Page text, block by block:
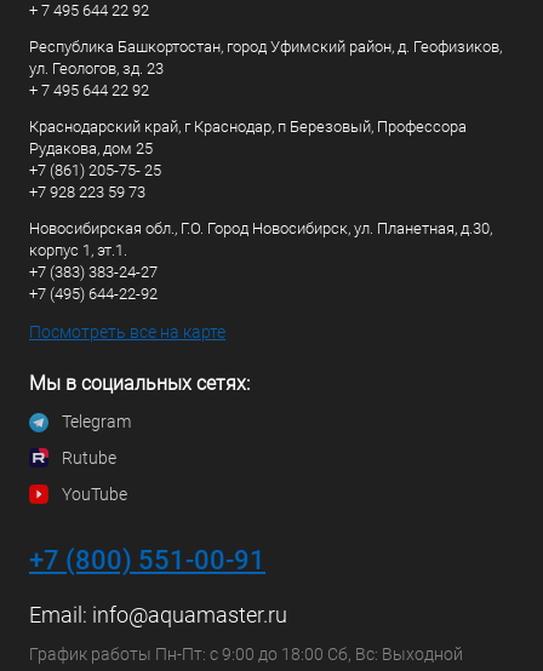
+ 7 495 644 22 92
Республика Башкортостан, город Уфимский район, д. Геофизиков,
ул. Геологов, зд. 23
+ 7 495 644 22 92
Краснодарский край, г Краснодар, п Березовый, Профессора
Рудакова, дом 25
+7 (861) 205-75- 25
+7 928 223 59 73
Новосибирская обл., Г.О. Город Новосибирск, ул. Планетная, д.30,
корпус 1, эт.1.
+7 (383) 383-24-27
+7 (495) 644-22-92
Посмотреть все на карте
Мы в социальных сетях:
Telegram
Rutube
YouTube
+7 (800) 551-00-91
Email: info@aquamaster.ru
График работы Пн-Пт: с 9:00 до 18:00 Сб, Вс: Выходной